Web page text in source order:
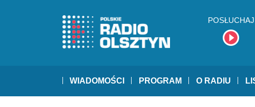
POSŁUCHAJ
WIADOMOŚCI PROGRAM O RADIU